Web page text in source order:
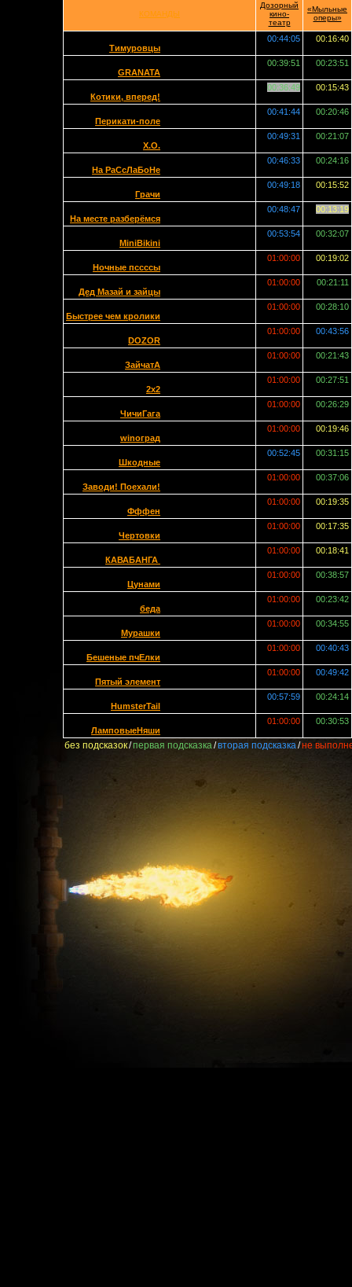
КОМАНДЫ
Дозорный
кино-
театр
«Мыльные
оперы»
Тимуровцы
00:44:05 00:16:40
GRANATA
00:39:51 00:23:51
Котики, вперед!
00:36:49 00:15:43
Перикати-поле
00:41:44 00:20:46
X.O.
00:49:31 00:21:07
На РаСсЛаБоНе
00:46:33 00:24:16
Грачи
00:49:18 00:15:52
На месте разберёмся
00:48:47 00:13:19
MiniBikini
00:53:54 00:32:07
Ночные пссссы
01:00:00 00:19:02
Дед Мазай и зайцы
01:00:00 00:21:11
Быстрее чем кролики
01:00:00 00:28:10
DOZOR
01:00:00 00:43:56
ЗайчатА
01:00:00 00:21:43
2x2
01:00:00 00:27:51
ЧичиГага
01:00:00 00:26:29
winоград
01:00:00 00:19:46
Шкодные
00:52:45 00:31:15
Заводи! Поехали!
01:00:00 00:37:06
Фффен
01:00:00 00:19:35
Чертовки
01:00:00 00:17:35
КАВАБАНГА
01:00:00 00:18:41
Цунами
01:00:00 00:38:57
беда
01:00:00 00:23:42
Мурашки
01:00:00 00:34:55
Бешеные пчЕлки
01:00:00 00:40:43
Пятый элемент
01:00:00 00:49:42
HumsterTail
00:57:59 00:24:14
ЛамповыеНяши
01:00:00 00:30:53
без подсказок/первая подсказка/вторая подсказка/не